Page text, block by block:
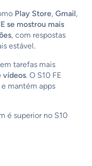
Play Store, Gmail,
se mostrou mais
, com respostas
estável.
tarefas mais
vídeos. O S10 FE
mantém apps
é superior no S10